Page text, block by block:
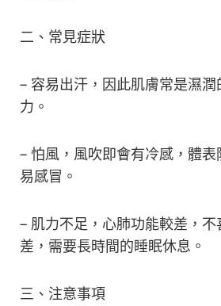
二、常見症狀
– 容易出汗，因此肌膚常是濕
力。
– 怕風，風吹即會有冷感，體
易感冒。
– 肌力不足，心肺功能較差，
差，需要長時間的睡眠休息。
三、注意事項